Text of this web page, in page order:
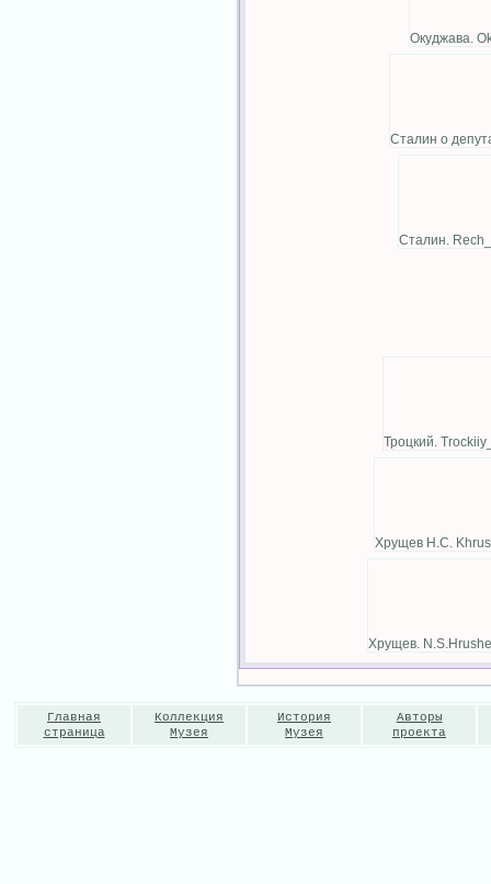
Окуджава.
Сталин о
Сталин.
Троцкий.
Хрущев Н.С.
Хрущев.
Главная
страница
Коллекция
Музея
История
Музея
Авторы
проекта